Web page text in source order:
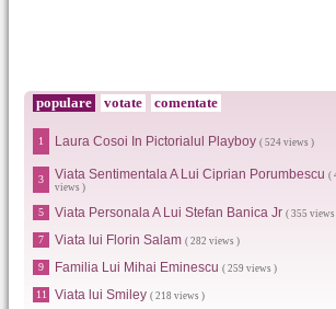
populare votate comentate
1 Laura Cosoi In Pictorialul Playboy ( 524 views )
3 Viata Sentimentala A Lui Ciprian Porumbescu (
views )
5 Viata Personala A Lui Stefan Banica Jr ( 355 views
7 Viata lui Florin Salam ( 282 views )
9 Familia Lui Mihai Eminescu ( 259 views )
11 Viata lui Smiley ( 218 views )